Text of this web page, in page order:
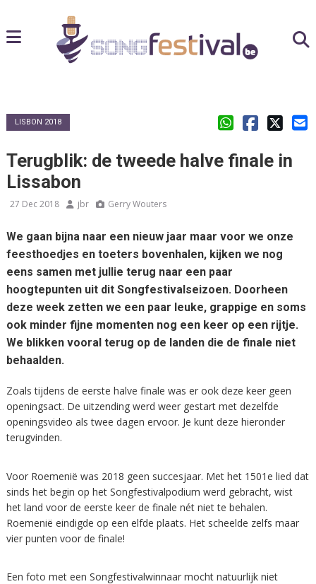
LISBON 2018
Terugblik: de tweede halve finale in
Lissabon
27 Dec 2018 jbr Gerry Wouters
We gaan bijna naar een nieuw jaar maar voor we onze
feesthoedjes en toeters bovenhalen, kijken we nog
eens samen met jullie terug naar een paar
hoogtepunten uit dit Songfestivalseizoen. Doorheen
deze week zetten we een paar leuke, grappige en soms
ook minder fijne momenten nog een keer op een rijtje.
We blikken vooral terug op de landen die de finale niet
behaalden.
Zoals tijdens de eerste halve finale was er ook deze keer geen
openingsact. De uitzending werd weer gestart met dezelfde
openingsvideo als twee dagen ervoor. Je kunt deze hieronder
terugvinden.
Voor Roemenië was 2018 geen succesjaar. Met het 1501e lied dat
sinds het begin op het Songfestivalpodium werd gebracht, wist
het land voor de eerste keer de finale nét niet te behalen.
Roemenië eindigde op een elfde plaats. Het scheelde zelfs maar
vier punten voor de finale!
Een foto met een Songfestivalwinnaar mocht natuurlijk niet